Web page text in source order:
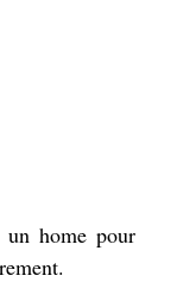
home pour